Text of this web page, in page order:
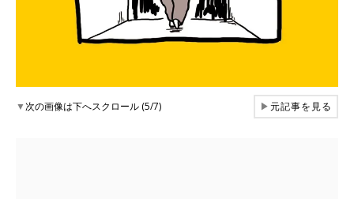
▼次の画像は下へスクロール (5/7) ▶元記事を見る